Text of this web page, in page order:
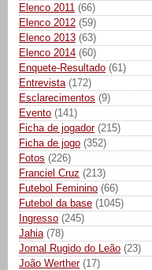
Elenco 2011 (66)
Elenco 2012 (59)
Elenco 2013 (63)
Elenco 2014 (60)
Enquete-Resultado (61)
Entrevista (172)
Esclarecimentos (9)
Evento (141)
Ficha de jogador (215)
Ficha de jogo (352)
Fotos (226)
Franciel Cruz (213)
Futebol Feminino (66)
Futebol da base (1045)
Ingresso (245)
Jahia (78)
Jornal Rugido do Leão (23)
João Werther (17)